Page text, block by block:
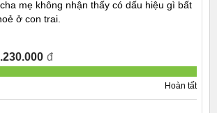
mẹ không nhận thấy có dấu hiệu gì bất
ở con trai.
đ
Hoàn tất